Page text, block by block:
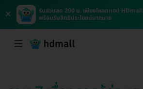
×
รับส่วนลด 200 บ. เพียงโหลดแอป
พร้อมรับสิทธิประโยชน์มากมาย